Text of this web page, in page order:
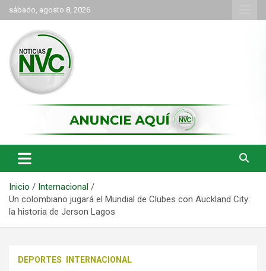
Saltar
al
contenido
sábado, agosto 8, 2026
NVC Noticias
Inicio
Internacional
Un colombiano jugará el Mundial de Clubes con Auckland City:
la historia de Jerson Lagos
DEPORTES INTERNACIONAL